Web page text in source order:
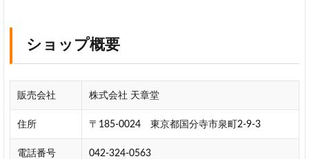
だ
わ
の
印
鑑
に
2
ショップ概要
販売会社 株式会社 天章堂
住所 〒185-0024 東京都国分寺市泉町2-9-3
電話番号 042-324-0563